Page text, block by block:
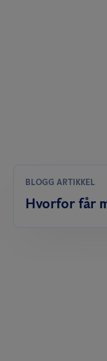
BLOGG ARTIKKEL
Hvorfor får